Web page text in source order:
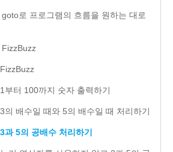
로 프로그램의 흐름을 원하는 대로
부터 100까지 숫자 출력하기
의 배수일 때와 5의 배수일 때 처리하기
과 5의 공배수 처리하기